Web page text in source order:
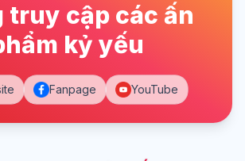
truy cập các ấn
kỷ yếu
Fanpage YouTube